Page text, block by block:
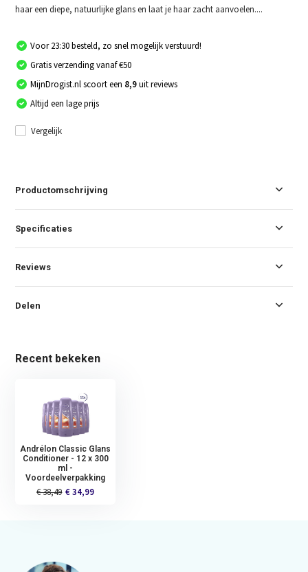
haar een diepe, natuurlijke glans en laat je haar zacht aanvoelen....
Voor 23:30 besteld, zo snel mogelijk verstuurd!
Gratis verzending vanaf €50
MijnDrogist.nl scoort een 8,9uit reviews
Altijd een lage prijs
Vergelijk
Productomschrijving
Specificaties
Reviews
Delen
Recent bekeken
Andrélon Classic Glans
Conditioner - 12 x 300
ml -
Voordeelverpakking
€ 38,49 € 34,99